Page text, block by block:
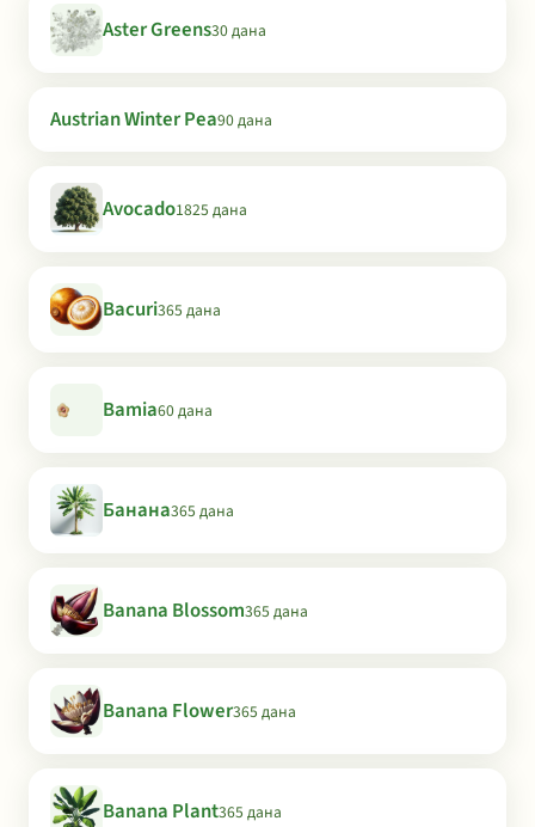
Aster Greens30 дана
Austrian Winter Pea90 дана
Avocado1825 дана
Bacuri365 дана
Bamia60 дана
Банана365 дана
Banana Blossom365 дана
Banana Flower365 дана
Banana Plant365 дана